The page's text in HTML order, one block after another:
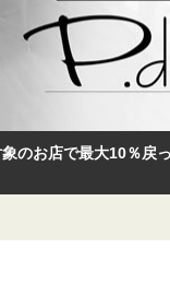
のお店で最大10％戻